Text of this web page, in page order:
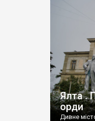
Ялта .
орди
Дивне